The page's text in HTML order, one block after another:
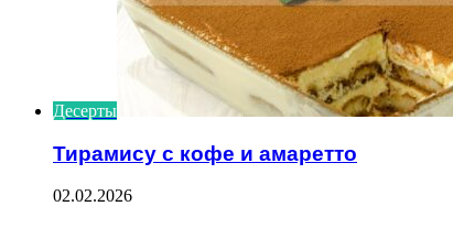
Десерты
Тирамису с кофе и амаретто
02.02.2026